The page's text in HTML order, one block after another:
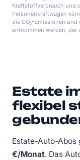
Kraftstoffverbrauch und
Personenkraftwagen
die CO₂-Emissionen
entnommen werden, der
Estate
flexibel
Estate-Auto-Abos
€/Monat. Das